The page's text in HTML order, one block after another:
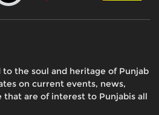
to the soul and heritage of Punjab
on current events, news,
that are of interest to Punjabis all